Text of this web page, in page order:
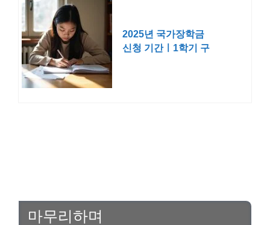
2025년 국가장학금
신청 기간ㅣ1학기 구
마무리하며